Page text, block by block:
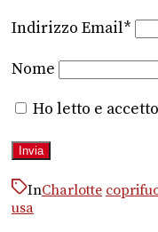
Indirizzo Email*
Nome
Ho letto e
InCharlotte
usa